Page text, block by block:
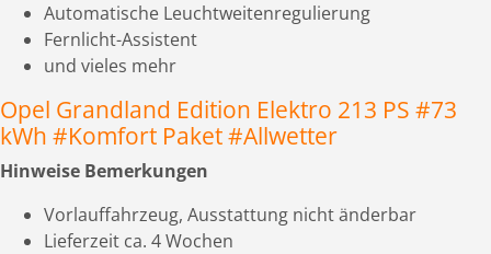
Automatische Leuchtweitenregulierung
Fernlicht-Assistent
und vieles mehr
Opel Grandland Edition Elektro 213 PS #73
kWh #Komfort Paket #Allwetter
Hinweise Bemerkungen
Vorlauffahrzeug, Ausstattung nicht änderbar
Lieferzeit ca. 4 Wochen